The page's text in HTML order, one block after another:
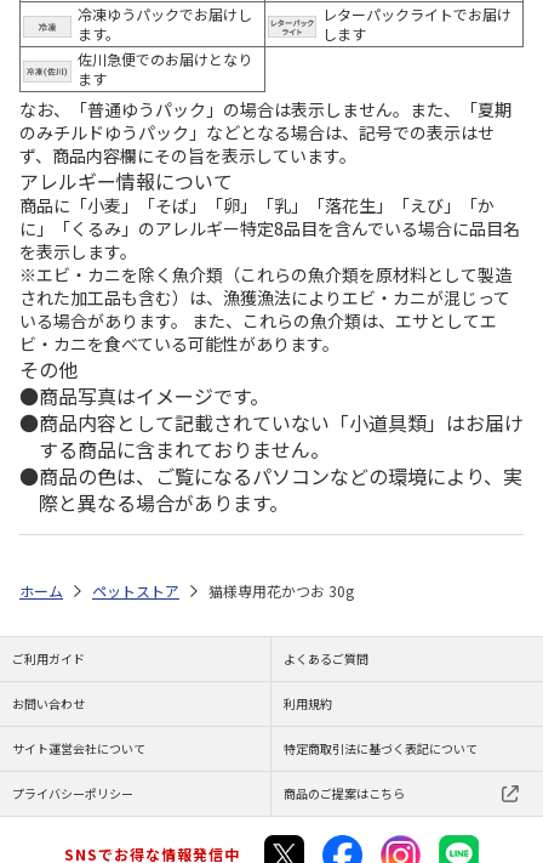
冷凍ゆうパックでお届けし
ます。
レターパックライトでお届け
します
佐川急便でのお届けとなり
ます
なお、「普通ゆうパック」の場合は表示しません。また、「夏期
のみチルドゆうパック」などとなる場合は、記号での表示はせ
ず、商品内容欄にその旨を表示しています。
アレルギー情報について
商品に「小麦」「そば」「卵」「乳」「落花生」「えび」「か
に」「くるみ」のアレルギー特定8品目を含んでいる場合に品目名
を表示します。
※エビ・カニを除く魚介類（これらの魚介類を原材料として製造
された加工品も含む）は、漁獲漁法によりエビ・カニが混じって
いる場合があります。 また、これらの魚介類は、エサとしてエ
ビ・カニを食べている可能性があります。
その他
商品写真はイメージです。
商品内容として記載されていない「小道具類」はお届け
する商品に含まれておりません。
商品の色は、ご覧になるパソコンなどの環境により、実
際と異なる場合があります。
ホーム ペットストア 猫様専用花かつお 30g
ご利用ガイド よくあるご質問
お問い合わせ 利用規約
サイト運営会社について 特定商取引法に基づく表記について
プライバシーポリシー 商品のご提案はこちら
SNSでお得な情報発信中